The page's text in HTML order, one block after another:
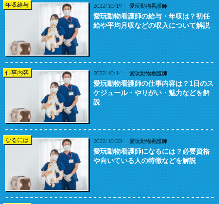
年収給与 2022/10/19 愛玩動物看護師
愛玩動物看護師の給与・年収は？初任
給や平均月収などの収入について解説
仕事内容 2022/10/14 愛玩動物看護師
愛玩動物看護師の仕事内容は？1日のス
ケジュール・やりがい・魅力などを解
説
なるには 2022/10/20 愛玩動物看護師
愛玩動物看護師になるには？必要資格
や向いている人の特徴などを解説